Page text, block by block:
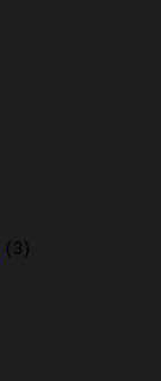
(3)